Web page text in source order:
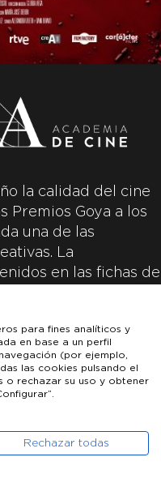
la calidad del cine
Premios Goya a los
una de las
La
en las fichas de
responsabilidad
PRENSA CONTACTO
para fines analíticos y
en base a un perfil
(por ejemplo,
las cookies pulsando el
o rechazar su uso y obtener
Rechazar todas